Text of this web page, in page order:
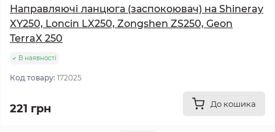
Направляючі ланцюга (заспокоювач) на Shineray
XY250, Loncin LX250, Zongshen ZS250, Geon
TerraX 250
В наявності
Код товару: 172025
221 грн До кошика